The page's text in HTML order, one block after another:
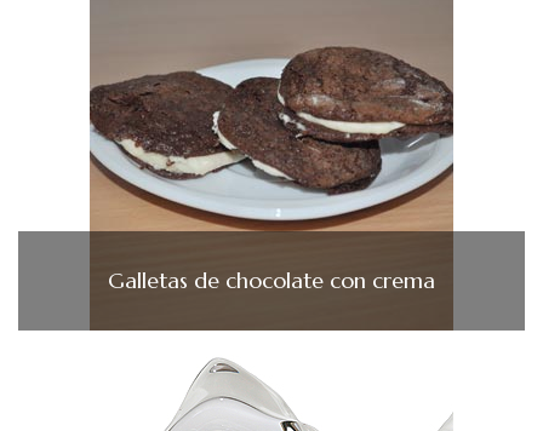
Galletas de chocolate con crema